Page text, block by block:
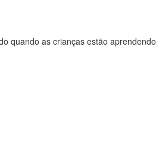
quando as crianças estão aprendendo